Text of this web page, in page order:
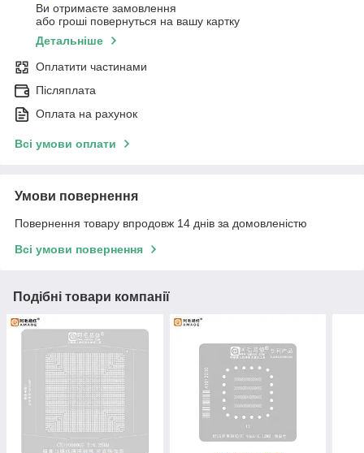
Ви отримаєте замовлення
або гроші повернуться на вашу картку
Детальніше
Оплатити частинами
Післяплата
Оплата на рахунок
Всі умови оплати
Умови повернення
Повернення товару впродовж 14 днів за домовленістю
Всі умови повернення
Подібні товари компанії